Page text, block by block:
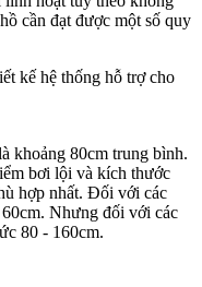
cần đạt được một số quy
kế hệ thống hỗ trợ cho
khoảng 80cm trung bình.
bơi lội và kích thước
hợp nhất. Đối với các
Nhưng đối với các
80 - 160cm.